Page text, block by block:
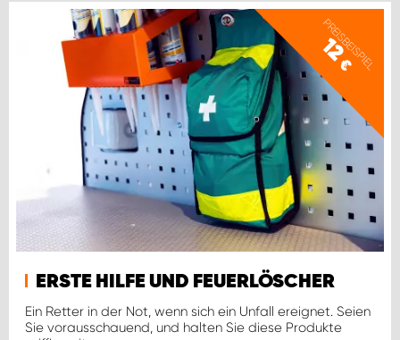
PREISBEISPIEL
12
€
ERSTE HILFE UND FEUERLÖSCHER
Ein Retter in der Not, wenn sich ein Unfall ereignet. Seien
Sie vorausschauend, und halten Sie diese Produkte